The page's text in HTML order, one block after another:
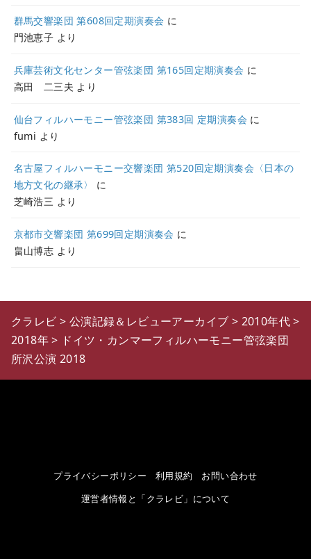
群馬交響楽団 第608回定期演奏会 に
門池恵子 より
兵庫芸術文化センター管弦楽団 第165回定期演奏会 に
高田 二三夫 より
仙台フィルハーモニー管弦楽団 第383回 定期演奏会 に
fumi より
名古屋フィルハーモニー交響楽団 第520回定期演奏会〈日本の
地方文化の継承〉
に
芝崎浩三 より
京都市交響楽団 第699回定期演奏会 に
畠山博志 より
クラレビ > 公演記録＆レビューアーカイブ > 2010年代>
2018年> ドイツ・カンマーフィルハーモニー管弦楽団
所沢公演 2018
プライバシーポリシー 利用規約
お問い合わせ
運営者情報と「クラレビ」について